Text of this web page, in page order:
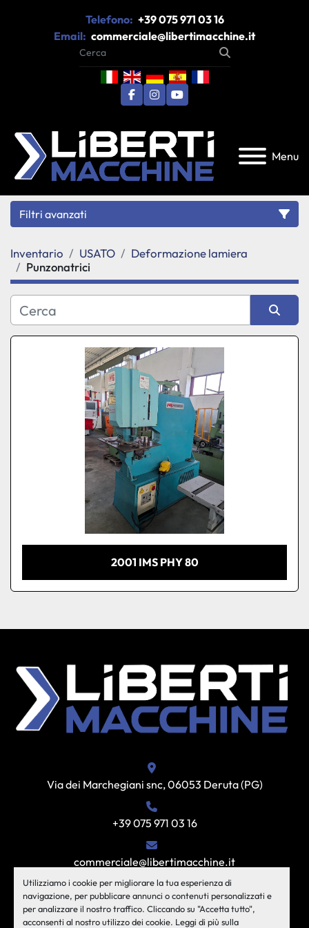
Utilizziamo i cookie per migliorare la tua esperienza di
navigazione, per pubblicare annunci o contenuti personalizzati e
per analizzare il nostro traffico. Cliccando su "Accetta tutto",
acconsenti al nostro utilizzo dei cookie. Leggi di più sulla
Telefono: +39 075 971 03 16
Email: commerciale@libertimacchine.it
facebook
instagram
youtube
Menu
Filtri avanzati
Categoria
Produttore
Inventario USATO
Deformazione lamiera
Punzonatrici
Ordina per
2001 IMS PHY 80
Via dei Marchegiani snc, 06053 Deruta (PG)
+39 075 971 03 16
commerciale@libertimacchine.it